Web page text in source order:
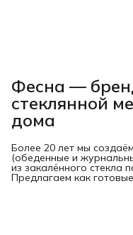
Фесна —
стеклянной
дома
Более 20 лет мы
(обеденные и
из закалённого стекла
Предлагаем как